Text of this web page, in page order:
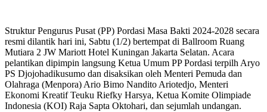
Struktur Pengurus Pusat (PP) Pordasi Masa Bakti 2024-2028 secara
resmi dilantik hari ini, Sabtu (1/2) bertempat di Ballroom Ruang
Mutiara 2 JW Mariott Hotel Kuningan Jakarta Selatan. Acara
pelantikan dipimpin langsung Ketua Umum PP Pordasi terpilh Aryo
PS Djojohadikusumo dan disaksikan oleh Menteri Pemuda dan
Olahraga (Menpora) Ario Bimo Nandito Ariotedjo, Menteri
Ekonomi Kreatif Teuku Riefky Harsya, Ketua Komite Olimpiade
Indonesia (KOI) Raja Sapta Oktohari, dan sejumlah undangan.